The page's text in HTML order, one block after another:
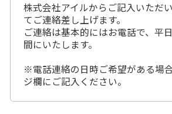
株式会社アイルからご記入いただ
てご連絡差し上げます。
ご連絡は基本的にはお電話で、平
間にいたします。
※電話連絡の日時ご希望がある場
ジ欄にご記入ください。